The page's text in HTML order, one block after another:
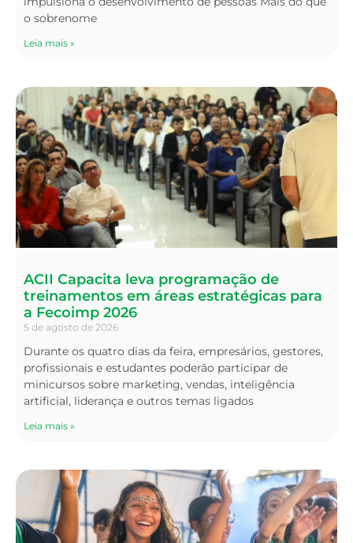
o sobrenome
Leia mais »
ACII Capacita leva programação de
treinamentos em áreas estratégicas para
a Fecoimp 2026
5 de agosto de 2026
Durante os quatro dias da feira, empresários, gestores,
profissionais e estudantes poderão participar de
minicursos sobre marketing, vendas, inteligência
artificial, liderança e outros temas ligados
Leia mais »